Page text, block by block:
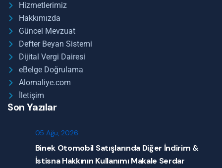
Hizmetlerimiz
Hakkımızda
Güncel Mevzuat
Defter Beyan Sistemi
Dijital Vergi Dairesi
eBelge Doğrulama
Alomaliye.com
İletişim
Son Yazılar
05 Ağu, 2026
Binek Otomobil Satışlarında Diğer İndirim &
İstisna Hakkının Kullanımı Makale Serdar